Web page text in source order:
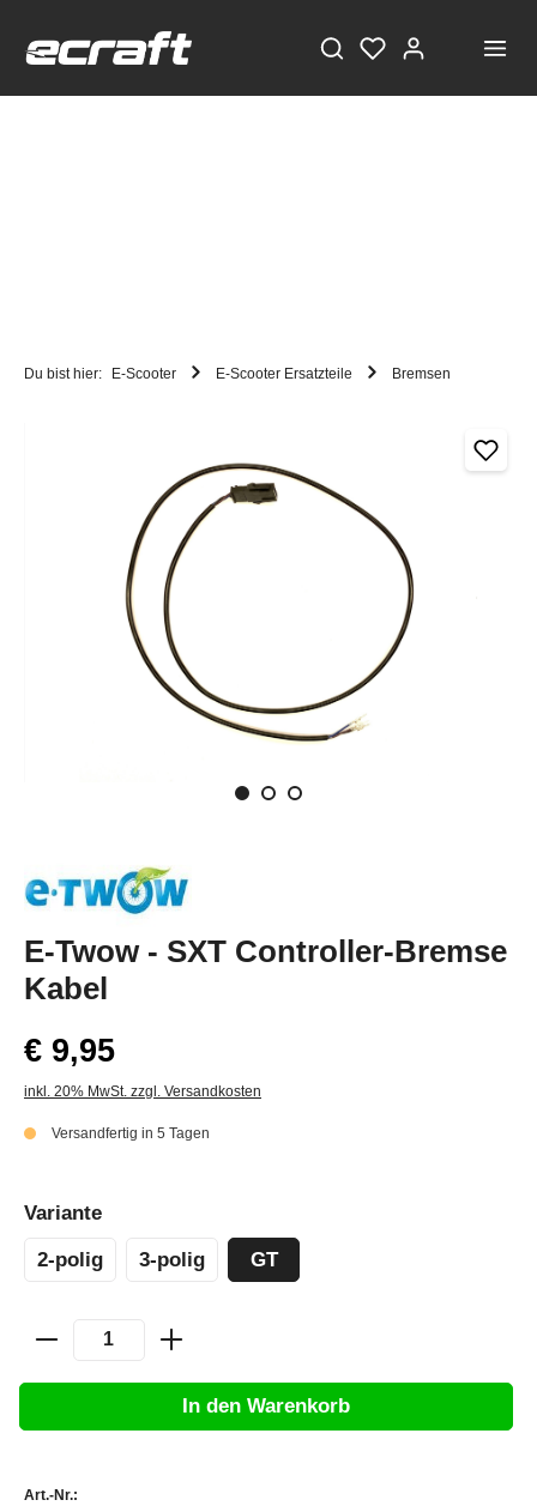
Du bist hier: E-Scooter E-Scooter Ersatzteile Bremsen
E-Twow - SXT Controller-Bremse
Kabel
€ 9,95
inkl. 20% MwSt. zzgl. Versandkosten
Versandfertig in 5 Tagen
Variante
2-polig 3-polig GT
In den Warenkorb
Art.-Nr.: